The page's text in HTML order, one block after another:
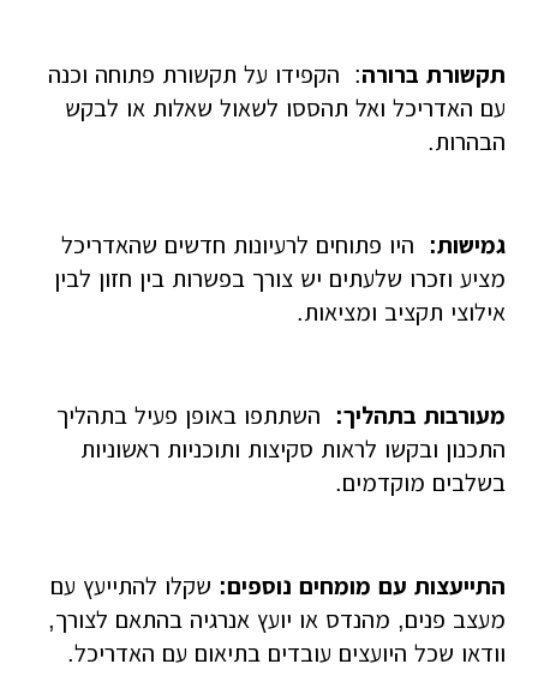
תקשורת ברורה: הקפידו על תקשורת פתוחה וכנה
עם האדריכל ואל תהססו לשאול שאלות או לבקש
הבהרות.
גמישות: היו פתוחים לרעיונות חדשים שהאדריכל
מציע וזכרו שלעתים יש צורך בפשרות בין חזון לבין
אילוצי תקציב ומציאות.
מעורבות בתהליך: השתתפו באופן פעיל בתהליך
התכנון ובקשו לראות סקיצות ותוכניות ראשוניות
בשלבים מוקדמים.
התייעצות עם מומחים נוספים: שקלו להתייעץ עם
מעצב פנים, מהנדס או יועץ אנרגיה בהתאם לצורך,
וודאו שכל היועצים עובדים בתיאום עם האדריכל.